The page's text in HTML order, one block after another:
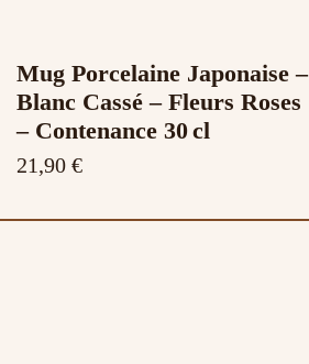
Mug Porcelaine Japonaise –
Blanc Cassé – Fleurs Roses
– Contenance 30 cl
21,90 €